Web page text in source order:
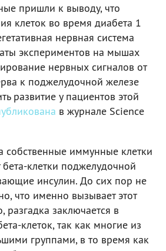
пришли к выводу, что
клеток во время диабета 1
нервная система
экспериментов на мышах
нервных сигналов от
к поджелудочной железе
развитие у пациентов этой
в журнале Science
собственные иммунные клетки
клетки поджелудочной
инсулин. До сих пор не
что именно вызывает этот
заключается в
клеток, так как многие из
группами, в то время как